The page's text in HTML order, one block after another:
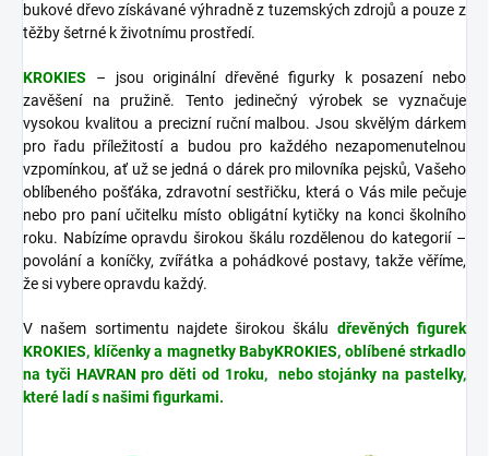
bukové dřevo získávané výhradně z tuzemských zdrojů a pouze z
těžby šetrné k životnímu prostředí.
KROKIES
– jsou originální dřevěné figurky k posazení nebo
zavěšení na pružině. Tento jedinečný výrobek se vyznačuje
vysokou kvalitou a precizní ruční malbou. Jsou skvělým dárkem
pro řadu příležitostí a budou pro každého nezapomenutelnou
vzpomínkou, ať už se jedná o dárek pro milovníka pejsků, Vašeho
oblíbeného pošťáka, zdravotní sestřičku, která o Vás mile pečuje
nebo pro paní učitelku místo obligátní kytičky na konci školního
roku. Nabízíme opravdu širokou škálu rozdělenou do kategorií –
povolání a koníčky, zvířátka a pohádkové postavy, takže věříme,
že si vybere opravdu každý.
V našem sortimentu najdete širokou škálu dřevěných figurek
KROKIES, klíčenky a magnetky BabyKROKIES, oblíbené strkadlo
na tyči HAVRAN pro děti od 1roku, nebo stojánky na pastelky,
které ladí s našimi figurkami.